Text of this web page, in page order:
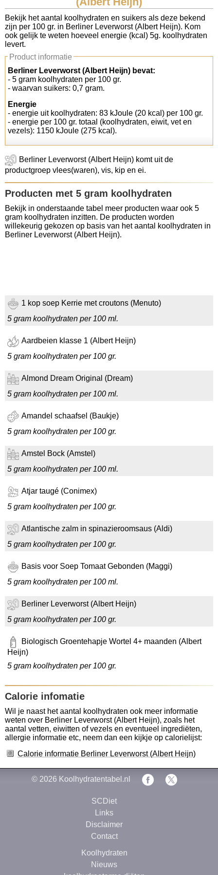
Koolhydraten tellen
Links
Bekijk het aantal koolhydraten en suikers als deze bekend
zijn per 100 gr. in Berliner Leverworst (Albert Heijn). Kom
ook gelijk te weten hoeveel energie (kcal) 5g. koolhydraten
levert.
Product informatie
Berliner Leverworst (Albert Heijn) bevat:
- 5 gram koolhydraten per 100 gr.
- waarvan suikers: 0,7 gram.
Energie
- energie uit koolhydraten: 83 kJoule (20 kcal) per 100 gr.
- energie per 100 gr. totaal (koolhydraten, eiwit, vet en
vezels): 1150 kJoule (275 kcal).
Berliner Leverworst (Albert Heijn) komt uit de
productgroep vlees(waren), vis, kip en ei.
Producten met 5 gram koolhydraten
Bekijk in onderstaande tabel meer producten waar ook 5
gram koolhydraten inzitten. De producten worden
willekeurig gekozen op basis van het aantal koolhydraten in
Berliner Leverworst (Albert Heijn).
1 kop soep Kerrie met croutons (Menuto)
5 gram koolhydraten per 100 ml.
Aardbeien klasse 1 (Albert Heijn)
5 gram koolhydraten per 100 gr.
Almond Dream Original (Dream)
5 gram koolhydraten per 100 ml.
Amandel schaafsel (Baukje)
5 gram koolhydraten per 100 gr.
Amstel Bock (Amstel)
5 gram koolhydraten per 100 ml.
Atjar taugé (Conimex)
5 gram koolhydraten per 100 gr.
Atlantische zalm in spinazieroomsaus (Aldi)
5 gram koolhydraten per 100 gr.
Basis voor Soep Tomaat Gebonden (Maggi)
5 gram koolhydraten per 100 ml.
Berliner Leverworst (Albert Heijn)
5 gram koolhydraten per 100 gr.
Biologisch Groentehapje Wortel 4+ maanden (Albert
Heijn)
5 gram koolhydraten per 100 gr.
Calorie infomatie
Wil je naast het aantal koolhydraten ook meer informatie
weten over Berliner Leverworst (Albert Heijn), zoals het
aantal vetten, eiwitten of vezels en eventueel ingrediëten,
allergie informatie etc, neem dan een kijkje op calorielijst:
Calorie informatie Berliner Leverworst (Albert Heijn)
© 2026 Koolhydratentabel.nl
SCDiet
Links
Disclaimer
Contact
Koolhydraten
Nieuws